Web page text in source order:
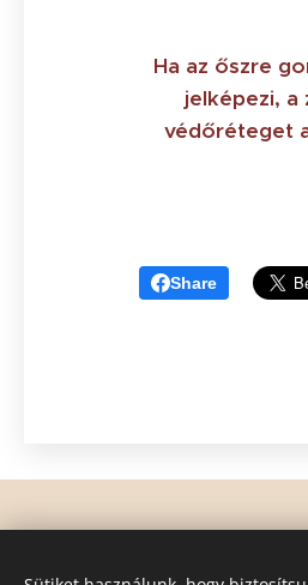
Ha az őszre
jelképezi, a
védőréteget
Share